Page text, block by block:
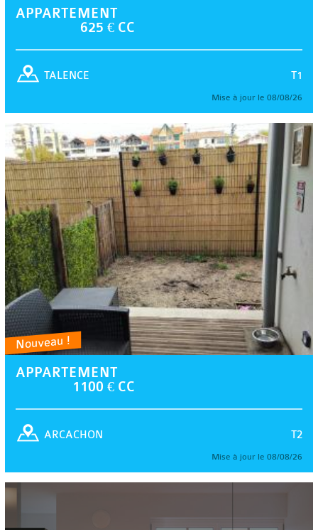
APPARTEMENT
625 € CC
T1
TALENCE
Mise à jour le 08/08/26
Nouveau !
APPARTEMENT
1100 € CC
T2
ARCACHON
Mise à jour le 08/08/26